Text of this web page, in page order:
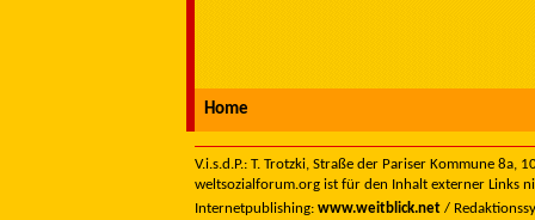
Home
V.i.s.d.P.: T. Trotzki, Straße der Pariser Kommune
weltsozialforum.org ist für den Inhalt externer Links
Internetpublishing: www.weitblick.net /